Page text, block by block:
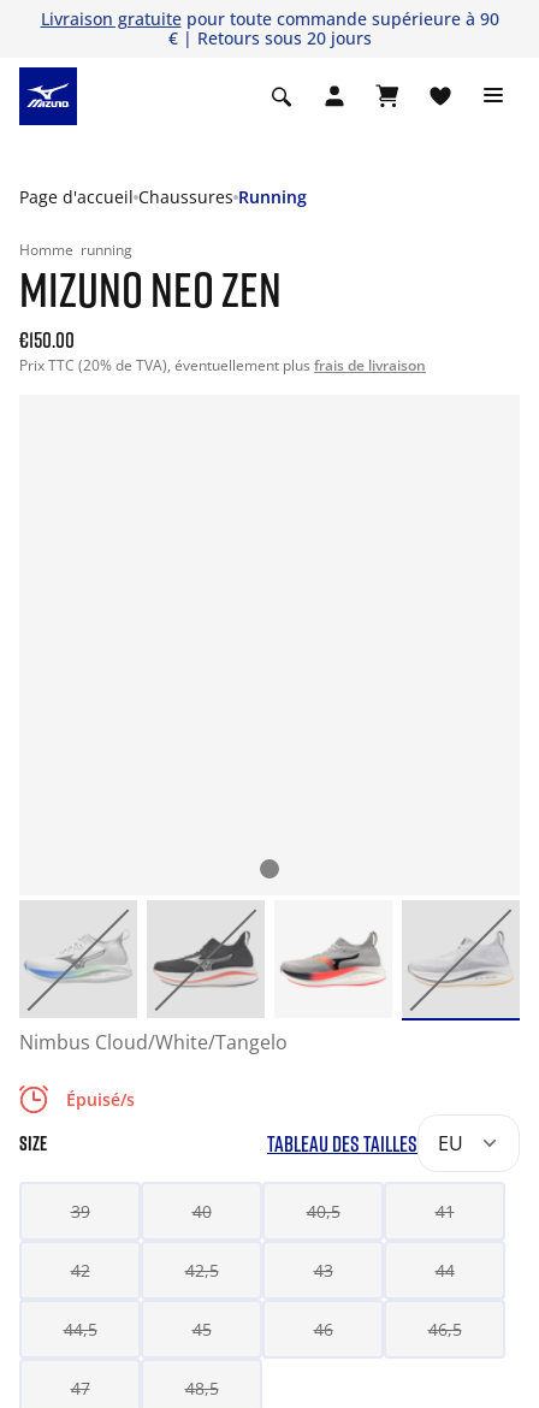
Livraison gratuitepour toute commande supérieure à 90
€ | Retours sous 20 jours
Page d'accueil Chaussures Running
Homme running
MIZUNO NEO ZEN
€150.00
Prix TTC (20% de TVA), éventuellement plus frais de livraison
Nimbus Cloud/White/Tangelo
Épuisé/s
SIZE TABLEAU DES TAILLES EU
39 40 40,5 41
42 42,5 43 44
44,5 45 46 46,5
47 48,5